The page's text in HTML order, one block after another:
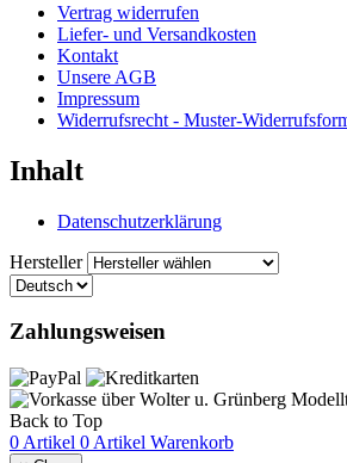
Vertrag widerrufen
Liefer- und Versandkosten
Kontakt
Unsere AGB
Impressum
Widerrufsrecht - Muster-
Inhalt
Datenschutzerklärung
Hersteller
Zahlungsweisen
Back to Top
0 Artikel 0 Artikel Warenkorb